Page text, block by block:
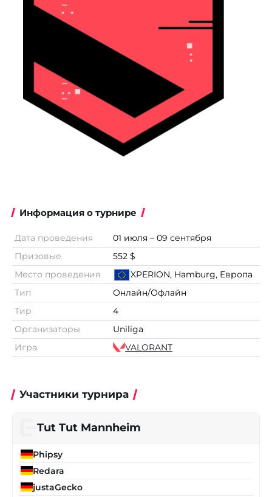
Информация о турнире
Дата проведения
01 июля – 09 сентября
Призовые
552 $
Место проведения
XPERION, Hamburg, Европа
Тип
Онлайн/Офлайн
Тир
4
Организаторы
Uniliga
Игра
VALORANT
Участники турнира
Tut Tut Mannheim
Phipsy
Redara
justaGecko